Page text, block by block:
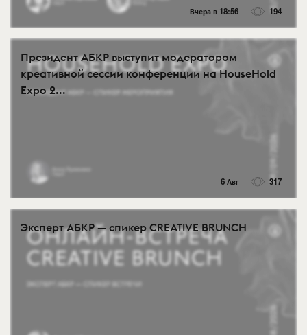
Вчера в 18:56 194
Президент АБКР выступит модератором
креативной сессии конференции на HouseHold
Expo 2...
6 Авг 317
Эксперт АБКР — спикер CREATIVE BRUNCH